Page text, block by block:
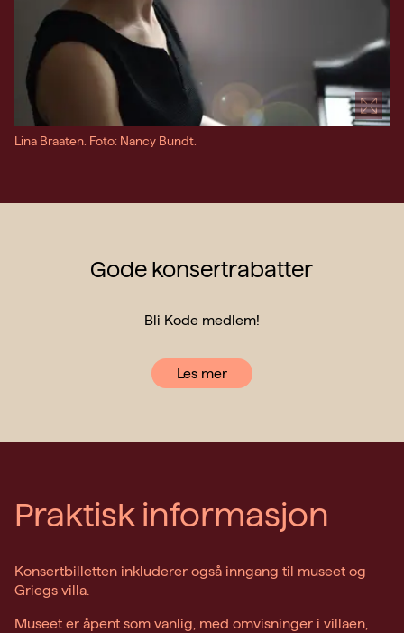
Lina Braaten. Foto: Nancy Bundt.
Gode konsertrabatter
Bli Kode medlem!
Les mer
Praktisk informasjon
Konsertbilletten inkluderer også inngang til museet og
Griegs villa.
Museet er åpent som vanlig, med omvisninger i villaen,